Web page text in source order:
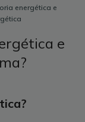
energética e
e